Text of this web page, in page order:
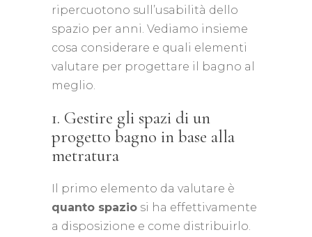
ripercuotono sull’usabilità dello
spazio per anni. Vediamo insieme
cosa considerare e quali elementi
valutare per progettare il bagno al
meglio.
1. Gestire gli spazi di un
progetto bagno in base alla
metratura
Il primo elemento da valutare è
quanto spazio si ha effettivamente
a disposizione e come distribuirlo.